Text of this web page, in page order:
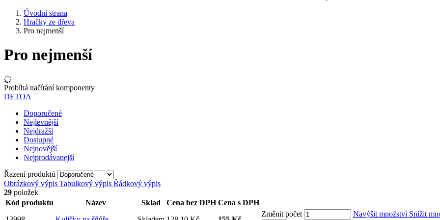
Úvodní strana
Hračky ze dřeva
Pro nejmenší
Pro nejmenší
Probíhá načítání komponenty
DETOA
Doporučené
Nejlevnější
Nejdražší
Dostupné
Nejnovější
Nejprodávanejší
Řazení produktů
Obrázkový výpis Tabulkový výpis Řádkový výpis
29 položek
Kód produktu
Název Sklad Cena bez DPH Cena s DPH
Změnit počet Navýšit množství Snížit